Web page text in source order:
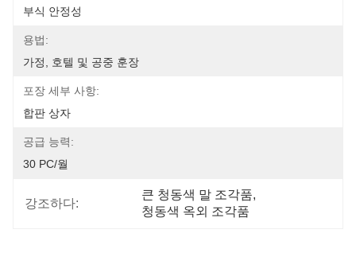
부식 안정성
용법:
가정, 호텔 및 공중 훈장
포장 세부 사항:
합판 상자
공급 능력:
30 PC/월
강조하다:
큰 청동색 말 조각품,
청동색 옥외 조각품